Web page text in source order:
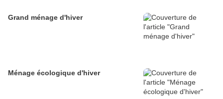
Grand ménage d'hiver
Ménage écologique d'hiver